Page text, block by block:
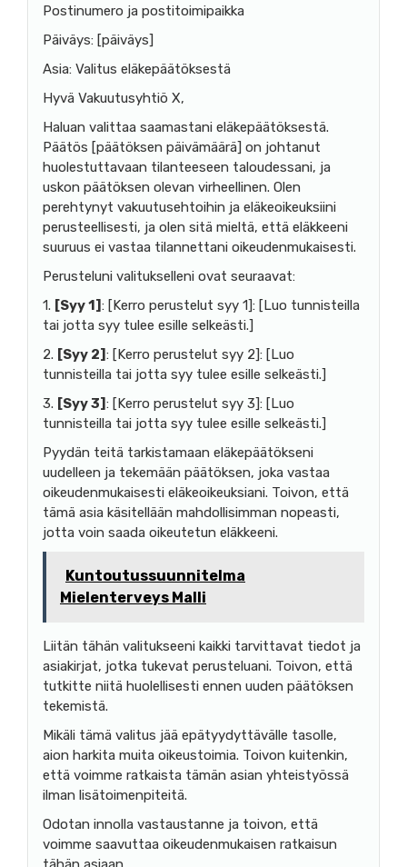
Postinumero ja postitoimipaikka
Päiväys: [päiväys]
Asia: Valitus eläkepäätöksestä
Hyvä Vakuutusyhtiö X,
Haluan valittaa saamastani eläkepäätöksestä.
Päätös [päätöksen päivämäärä] on johtanut
huolestuttavaan tilanteeseen taloudessani, ja
uskon päätöksen olevan virheellinen. Olen
perehtynyt vakuutusehtoihin ja eläkeoikeuksiini
perusteellisesti, ja olen sitä mieltä, että eläkkeeni
suuruus ei vastaa tilannettani oikeudenmukaisesti.
Perusteluni valitukselleni ovat seuraavat:
1. [Syy 1] : [Kerro perustelut syy 1]: [Luo tunnisteilla
tai jotta syy tulee esille selkeästi.]
2. [Syy 2] : [Kerro perustelut syy 2]: [Luo
tunnisteilla tai jotta syy tulee esille selkeästi.]
3. [Syy 3] : [Kerro perustelut syy 3]: [Luo
tunnisteilla tai jotta syy tulee esille selkeästi.]
Pyydän teitä tarkistamaan eläkepäätökseni
uudelleen ja tekemään päätöksen, joka vastaa
oikeudenmukaisesti eläkeoikeuksiani. Toivon, että
tämä asia käsitellään mahdollisimman nopeasti,
jotta voin saada oikeutetun eläkkeeni.
Kuntoutussuunnitelma
Mielenterveys Malli
Liitän tähän valitukseeni kaikki tarvittavat tiedot ja
asiakirjat, jotka tukevat perusteluani. Toivon, että
tutkitte niitä huolellisesti ennen uuden päätöksen
tekemistä.
Mikäli tämä valitus jää epätyydyttävälle tasolle,
aion harkita muita oikeustoimia. Toivon kuitenkin,
että voimme ratkaista tämän asian yhteistyössä
ilman lisätoimenpiteitä.
Odotan innolla vastaustanne ja toivon, että
voimme saavuttaa oikeudenmukaisen ratkaisun